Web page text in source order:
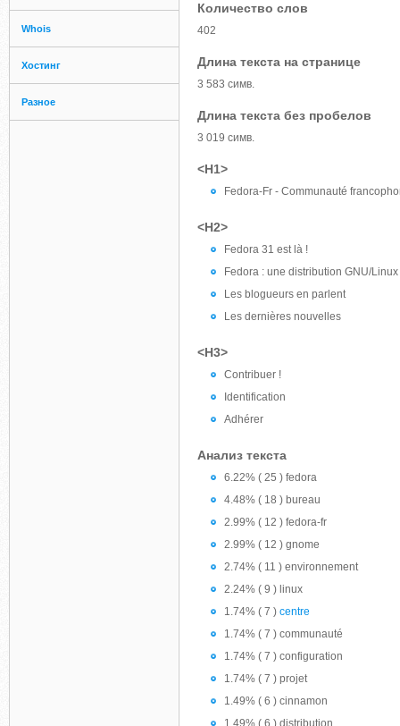
Whois
Хостинг
Разное
Количество слов
402
Длина текста на странице
3 583 симв.
Длина текста без пробелов
3 019 симв.
<H1>
Fedora-Fr - Communauté
<H2>
Fedora 31 est là !
Fedora : une distribution GNU/
Les blogueurs en parlent
Les dernières nouvelles
<H3>
Contribuer !
Identification
Adhérer
Анализ текста
6.22% ( 25 ) fedora
4.48% ( 18 ) bureau
2.99% ( 12 ) fedora-fr
2.99% ( 12 ) gnome
2.74% ( 11 ) environnement
2.24% ( 9 ) linux
1.74% ( 7 ) centre
1.74% ( 7 ) communauté
1.74% ( 7 ) configuration
1.74% ( 7 ) projet
1.49% ( 6 ) cinnamon
1.49% ( 6 ) distribution